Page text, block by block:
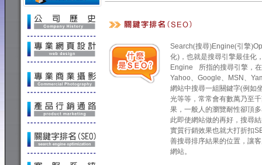
Search(搜尋)Engine(引擎)
化)，也就是搜尋引擎最佳化
Engine 所指的搜尋引擎，
Yahoo、 Google、 MSN 、
網站中搜尋一組關鍵字(例如
光等等，常常會有數萬乃至
果，一般人的瀏覽耐性卻頂
此即使網站做的再好，搜尋
實質行銷效果也就大打折扣
善搜尋排序結果的位置，讓
網站。